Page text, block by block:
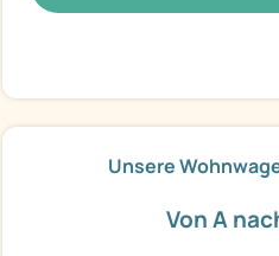
Unsere
Von A